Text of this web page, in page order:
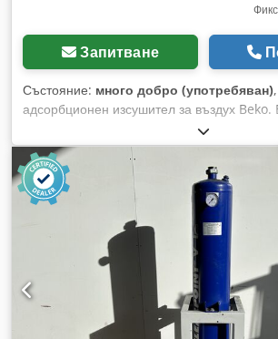
Запитване
Състояние: много добро (употребяван)
адсорбционен изсушител за въздух Beko.
въгленов адсорбер CLEARPOINT 2X с
прах S075RFWMX Кондензатен
KA20K1ZAR BEKO активен въгленов
2X Тип: Beko адсорбционен изсушител
употребяван Обхват на доставката: (виж
(Промени и грешки в техническите данни
Cedpozd Uuujfx Apreha За
разположение по телефона.